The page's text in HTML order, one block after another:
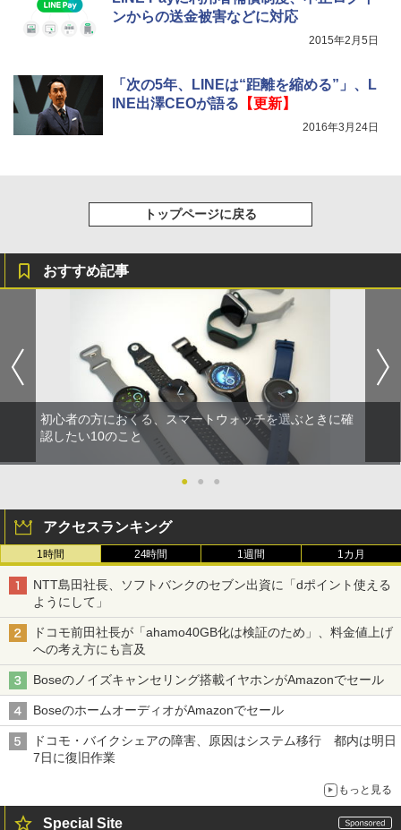
ンからの送金被害などに対応
2015年2月5日
「次の5年、LINEは“距離を縮める”」、L
INE出澤CEOが語る 【更新】
2016年3月24日
トップページに戻る
おすすめ記事
初心者の方におくる、スマートウォッチを選ぶときに確
認したい10のこと
● ● ●
アクセスランキング
1時間 24時間 1週間 1カ月
NTT島田社長、ソフトバンクのセブン出資に「dポイント使える
ようにして」
ドコモ前田社長が「ahamo40GB化は検証のため」、料金値上げ
への考え方にも言及
Boseのノイズキャンセリング搭載イヤホンがAmazonでセール
BoseのホームオーディオがAmazonでセール
ドコモ・バイクシェアの障害、原因はシステム移行 都内は明日
7日に復旧作業
もっと見る
Special Site